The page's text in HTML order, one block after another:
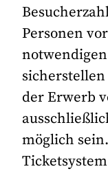
Personen
der Erwerb
möglich